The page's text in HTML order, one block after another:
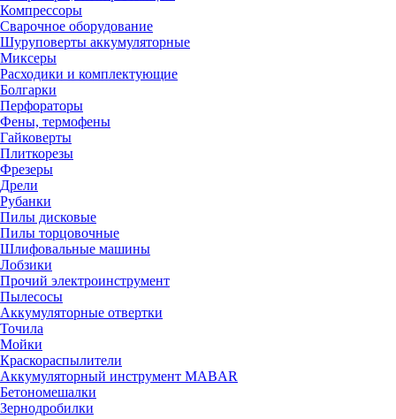
Компрессоры
Сварочное оборудование
Шуруповерты аккумуляторные
Миксеры
Расходики и комплектующие
Болгарки
Перфораторы
Фены, термофены
Гайковерты
Плиткорезы
Фрезеры
Дрели
Рубанки
Пилы дисковые
Пилы торцовочные
Шлифовальные машины
Лобзики
Прочий электроинструмент
Пылесосы
Аккумуляторные отвертки
Точила
Мойки
Краскораспылители
Аккумуляторный инструмент MABAR
Бетономешалки
Зернодробилки